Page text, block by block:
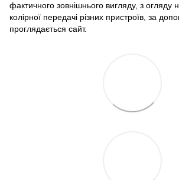
фактичного зовнішнього вигляду, з огляду
колірної передачі різних пристроїв, за
проглядається сайт.